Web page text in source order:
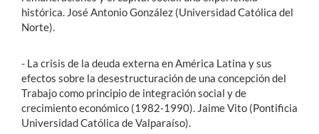
histórica. José Antonio González (Universidad Católica del
Norte).
- La crisis de la deuda externa en América Latina y sus
efectos sobre la desestructuración de una concepción del
Trabajo como principio de integración social y de
crecimiento económico (1982-1990). Jaime Vito (Pontificia
Universidad Católica de Valparaíso).